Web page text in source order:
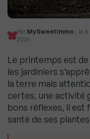
Par MySweetImmo , le 8
2026
Le printemps est
les jardiniers
la terre mais
certes, une activité
bons réflexes, il
santé de ses